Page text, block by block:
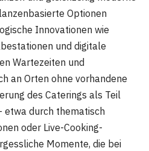
Optionen
Innovationen wie
und digitale
Wartezeiten und
an Orten ohne vorhandene
des Caterings als Teil
etwa durch thematisch
oder Live-Cooking-
Momente, die bei